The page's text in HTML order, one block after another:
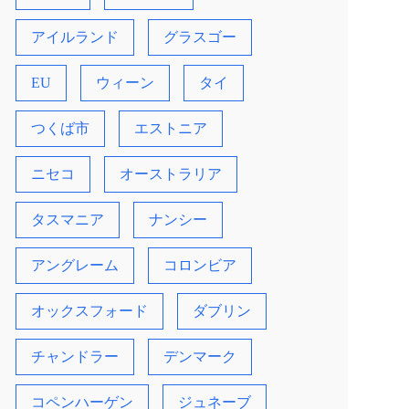
アイルランド グラスゴー
EU ウィーン タイ
つくば市 エストニア
ニセコ オーストラリア
タスマニア ナンシー
アングレーム コロンビア
オックスフォード ダブリン
チャンドラー デンマーク
コペンハーゲン ジュネーブ